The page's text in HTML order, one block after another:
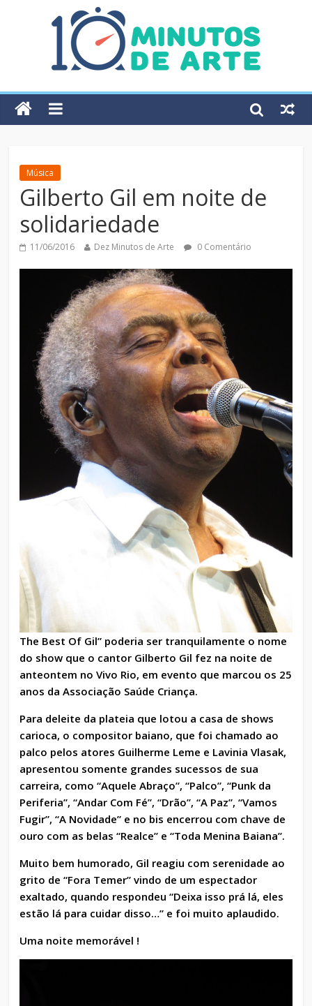
Música
Gilberto Gil em noite de
solidariedade
11/06/2016 Dez Minutos de Arte 0 Comentário
The Best Of Gil” poderia ser tranquilamente o nome
do show que o cantor Gilberto Gil fez na noite de
anteontem no Vivo Rio, em evento que marcou os 25
anos da Associação Saúde Criança.
Para deleite da plateia que lotou a casa de shows
carioca, o compositor baiano, que foi chamado ao
palco pelos atores Guilherme Leme e Lavinia Vlasak,
apresentou somente grandes sucessos de sua
carreira, como “Aquele Abraço”, “Palco”, “Punk da
Periferia”, “Andar Com Fé”, “Drão”, “A Paz”, “Vamos
Fugir”, “A Novidade” e no bis encerrou com chave de
ouro com as belas “Realce” e “Toda Menina Baiana”.
Muito bem humorado, Gil reagiu com serenidade ao
grito de “Fora Temer” vindo de um espectador
exaltado, quando respondeu “Deixa isso prá lá, eles
estão lá para cuidar disso…” e foi muito aplaudido.
Uma noite memorável !